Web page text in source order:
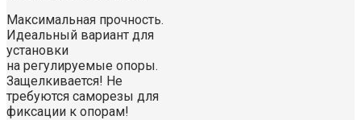
Максимальная прочность.
Идеальный вариант для
установки
на регулируемые опоры.
Защелкивается! Не
требуются саморезы для
фиксации к опорам!